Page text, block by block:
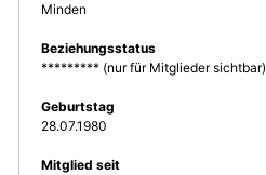
Minden
Beziehungsstatus
********* (nur für Mitglieder sichtbar)
Geburtstag
28.07.1980
Mitglied seit